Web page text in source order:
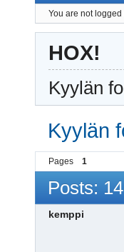
You are not logged
HOX!
Kyylän
Kyylän
Pages 1
Posts: 14
kemppi